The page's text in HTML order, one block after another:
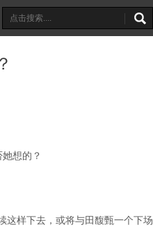
想的？
这样下去，或将与田馥甄一个下场